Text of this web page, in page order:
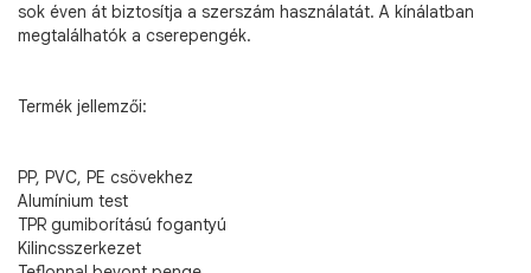
sok éven át biztosítja a szerszám használatát. A kínálatban
megtalálhatók a cserepengék.
Termék jellemzői:
PP, PVC, PE csövekhez
Alumínium test
TPR gumiborítású fogantyú
Kilincsszerkezet